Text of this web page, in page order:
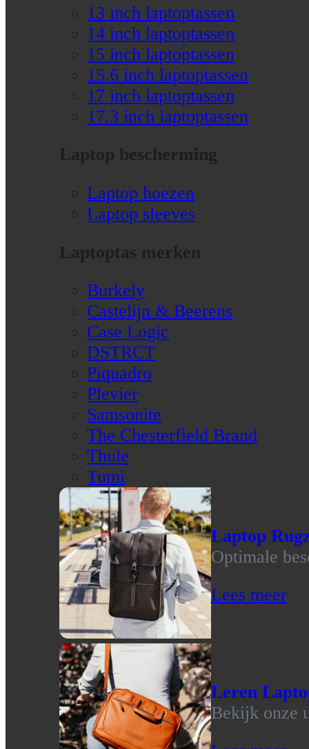
13 inch laptoptassen
14 inch laptoptassen
15 inch laptoptassen
15.6 inch laptoptassen
17 inch laptoptassen
17.3 inch laptoptassen
Laptop bescherming
Laptop hoezen
Laptop sleeves
Laptoptas merken
Burkely
Castelijn & Beerens
Case Logic
DSTRCT
Piquadro
Plevier
Samsonite
The Chesterfield Brand
Thule
Tumi
Laptop
Optimale
Lees meer
Leren
Bekijk onze